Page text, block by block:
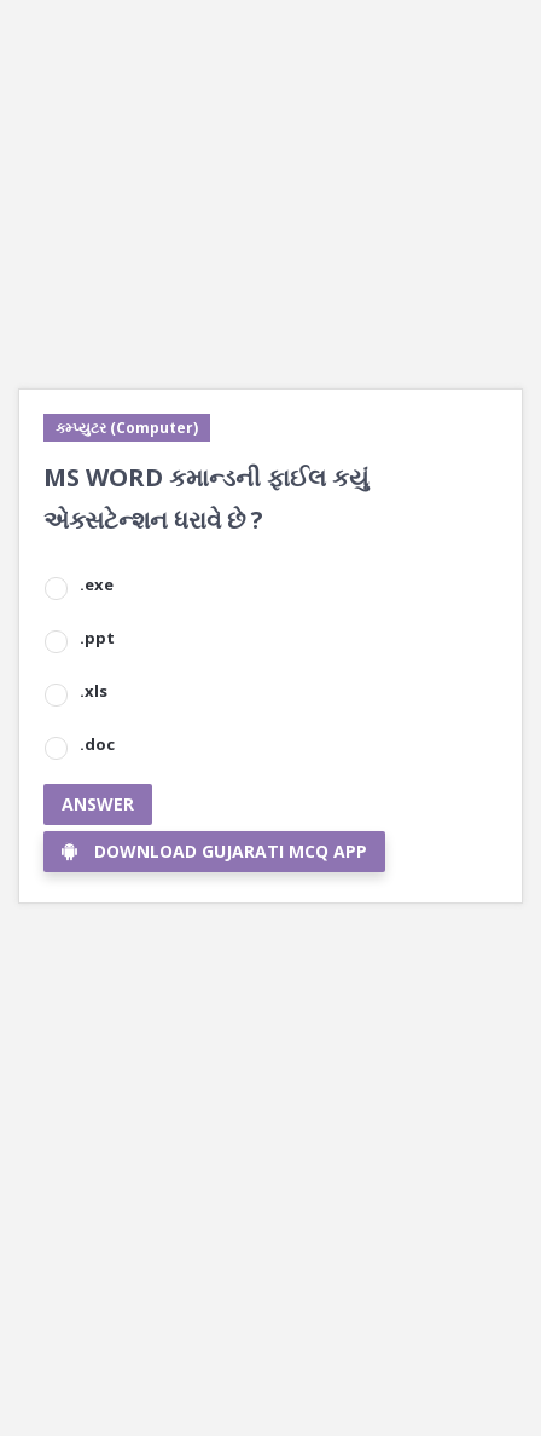
કમ્પ્યુટર (Computer)
MS WORD કમાન્ડની ફાઈલ કયું
એક્સટેન્શન ધરાવે છે ?
.exe
.ppt
.xls
.doc
ANSWER
DOWNLOAD GUJARATI MCQ APP